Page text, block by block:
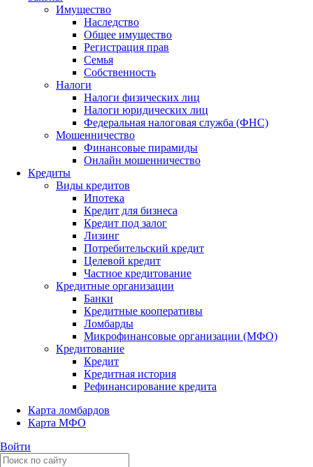
Имущество
Наследство
Общее имущество
Регистрация прав
Семья
Собственность
Налоги
Налоги физических лиц
Налоги юридических лиц
Федеральная налоговая служба (ФНС)
Мошенничество
Финансовые пирамиды
Онлайн мошенничество
Кредиты
Виды кредитов
Ипотека
Кредит для бизнеса
Кредит под залог
Лизинг
Потребительский кредит
Целевой кредит
Частное кредитование
Кредитные организации
Банки
Кредитные кооперативы
Ломбарды
Микрофинансовые организации (МФО)
Кредитование
Кредит
Кредитная история
Рефинансирование кредита
Карта ломбардов
Карта МФО
Войти